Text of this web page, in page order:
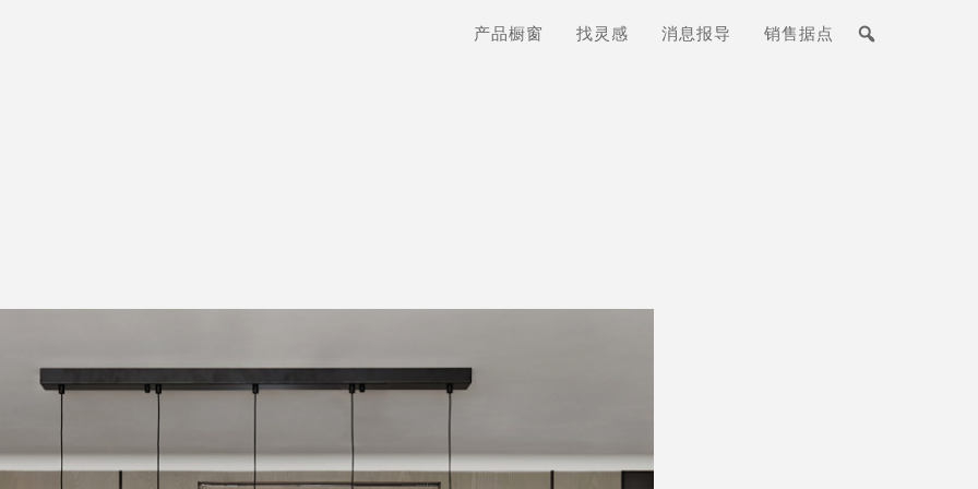
产品橱窗 找灵感 消息报导 销售据点